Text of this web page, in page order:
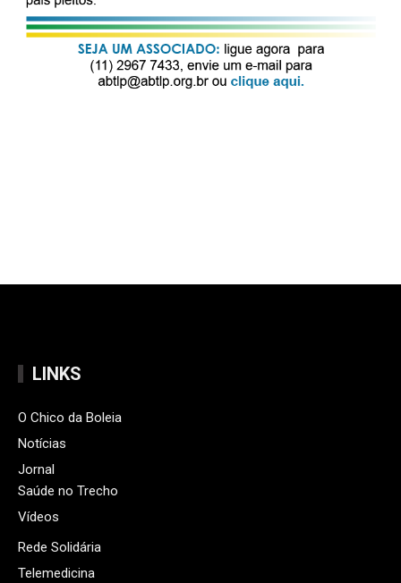
LINKS
O Chico da Boleia
Notícias
Jornal
Saúde no Trecho
Vídeos
Rede Solidária
Telemedicina